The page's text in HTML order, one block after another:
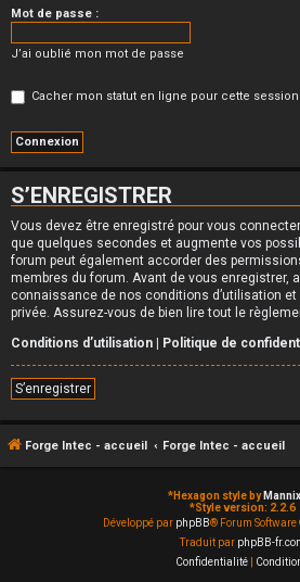
Mot de passe :
J’ai oublié mon mot de passe
Cacher mon statut en ligne pour cette session
S’ENREGISTRER
Vous devez être enregistré pour vous
que quelques secondes et augmente vos
forum peut également accorder des
membres du forum. Avant de vous enregistrer,
connaissance de nos conditions d’utilisation
privée. Assurez-vous de bien lire tout le
Conditions d’utilisation
Politique de
S’enregistrer
Forge Intec - accueil Forge Intec - accueil
*Hexagon style by
*Style version: 2.2.6
Développé par phpBB® Forum
Traduit par phpBB-
Confidentialité